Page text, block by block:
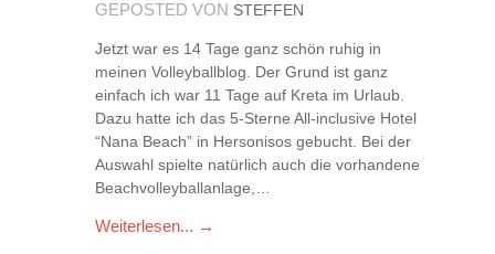
GEPOSTED VON STEFFEN
Jetzt war es 14 Tage ganz schön ruhig in
meinen Volleyballblog. Der Grund ist ganz
einfach ich war 11 Tage auf Kreta im Urlaub.
Dazu hatte ich das 5-Sterne All-inclusive Hotel
“Nana Beach” in Hersonisos gebucht. Bei der
Auswahl spielte natürlich auch die vorhandene
Beachvolleyballanlage,…
Weiterlesen... →